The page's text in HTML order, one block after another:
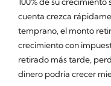
cuenta crezca
temprano, el monto
crecimiento con
retirado más tarde,
dinero podría crecer